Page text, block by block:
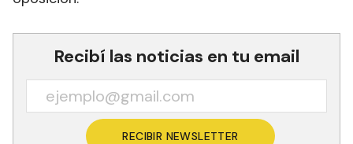
Recibí las noticias en tu email
RECIBIR NEWSLETTER